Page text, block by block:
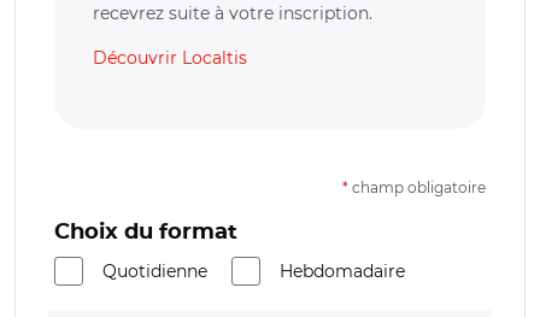
recevrez suite à votre inscription.
Découvrir Localtis
* champ obligatoire
Choix du format
Quotidienne
Hebdomadaire